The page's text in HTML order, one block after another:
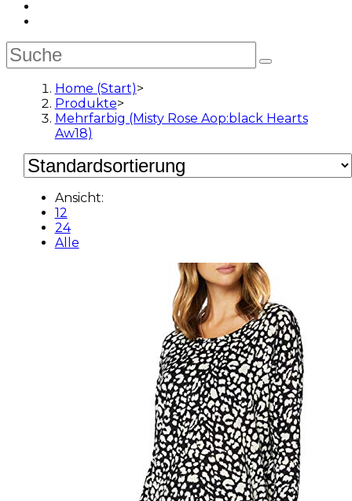
Home (Start)>
Produkte>
Mehrfarbig (Misty Rose Aop:black Hearts
Aw18)
Ansicht:
12
24
Alle